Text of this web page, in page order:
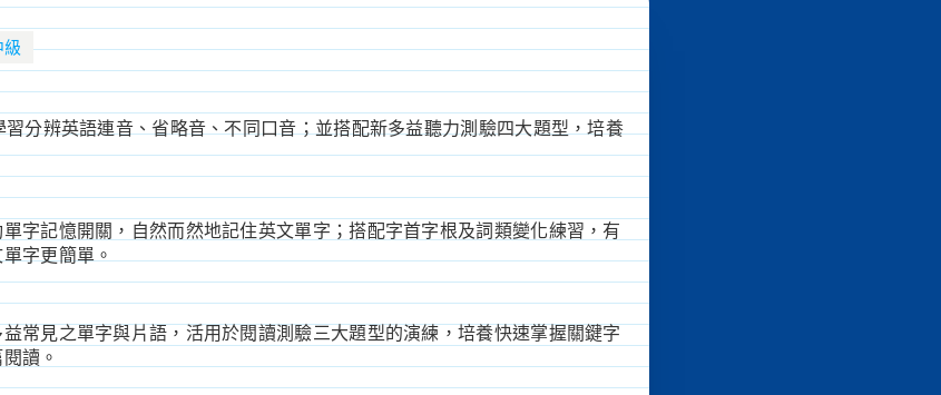
級
分辨英語連音、省略音、不同口音；並搭配新多益聽力測驗四大題型，培養
字記憶開關，自然而然地記住英文單字；搭配字首字根及詞類變化練習，有
字更簡單。
常見之單字與片語，活用於閱讀測驗三大題型的演練，培養快速掌握關鍵字
讀。